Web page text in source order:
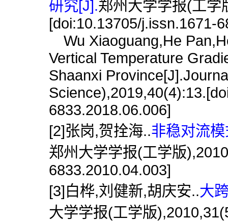
研究[J].郑州大学学报(工学
[doi:10.13705/j.issn.1671-
Wu Xiaoguang,He
Vertical Temperature
Shaanxi
6833.2018.06.006]
[2]张岗,贺拴海..非稳对流
郑州大学学报(工学版
6833.2010.04.003]
[3]白桦,刘健新,胡庆安..大
大学学报(工学版